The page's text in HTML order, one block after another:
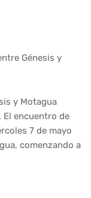
Génesis y
y Motagua
El encuentro de
7 de mayo
comenzando a